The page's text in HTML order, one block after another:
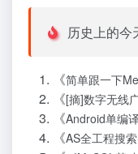
历史上的今
《简单跟一下
《[摘]数字无线
《Android单编
《AS全工程搜